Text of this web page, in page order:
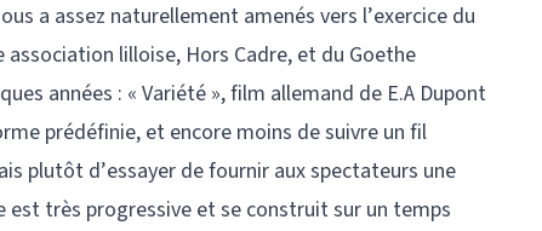
a assez naturellement amenés vers l’exercice du
lilloise, Hors Cadre, et du Goethe
années : « Variété », film allemand de E.A Dupont
prédéfinie, et encore moins de suivre un fil
plutôt d’essayer de fournir aux spectateurs une
très progressive et se construit sur un temps